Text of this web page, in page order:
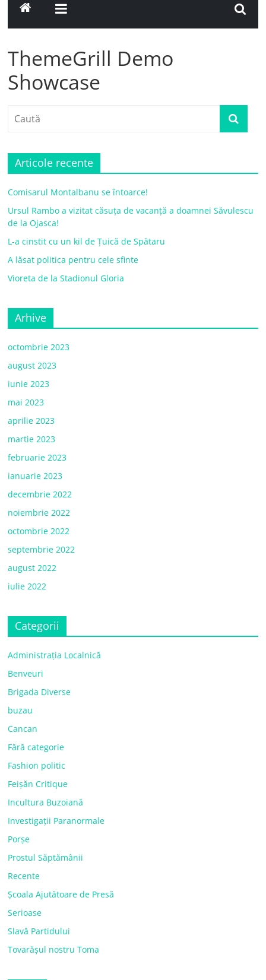
ThemeGrill Demo
Showcase
Articole recente
Comisarul Montalbanu se întoarce!
Ursul Rambo a vizitat căsuța de vacanță a doamnei Săvulescu
de la Ojasca!
L-a cinstit cu un kil de Țuică de Spătaru
A lăsat politica pentru cele sfinte
Vioreta de la Stadionul Gloria
Arhive
octombrie 2023
august 2023
iunie 2023
mai 2023
aprilie 2023
martie 2023
februarie 2023
ianuarie 2023
decembrie 2022
noiembrie 2022
octombrie 2022
septembrie 2022
august 2022
iulie 2022
Categorii
Administrația Localnică
Benveuri
Brigada Diverse
buzau
Cancan
Fără categorie
Fashion politic
Feișăn Critique
Incultura Buzoiană
Investigații Paranormale
Porșe
Prostul Săptămânii
Recente
Școala Ajutătoare de Presă
Serioase
Slavă Partidului
Tovarășul nostru Toma